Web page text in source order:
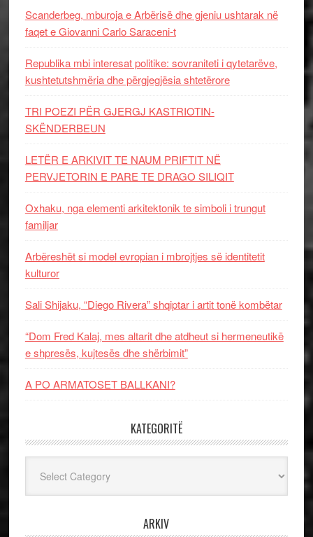
Scanderbeg, mburoja e Arbërisë dhe gjeniu ushtarak në
faqet e Giovanni Carlo Saraceni-t
Republika mbi interesat politike: sovraniteti i qytetarëve,
kushtetutshmëria dhe përgjegjësia shtetërore
TRI POEZI PËR GJERGJ KASTRIOTIN-
SKËNDERBEUN
LETËR E ARKIVIT TE NAUM PRIFTIT NË
PERVJETORIN E PARE TE DRAGO SILIQIT
Oxhaku, nga elementi arkitektonik te simboli i trungut
familjar
Arbëreshët si model evropian i mbrojtjes së identitetit
kulturor
Sali Shijaku, “Diego Rivera” shqiptar i artit tonë kombëtar
“Dom Fred Kalaj, mes altarit dhe atdheut si hermeneutikë
e shpresës, kujtesës dhe shërbimit”
A PO ARMATOSET BALLKANI?
KATEGORITË
ARKIV